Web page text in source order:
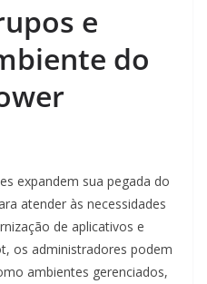
e
do
expandem sua pegada do
atender às necessidades
de aplicativos e
os administradores podem
ambientes gerenciados,